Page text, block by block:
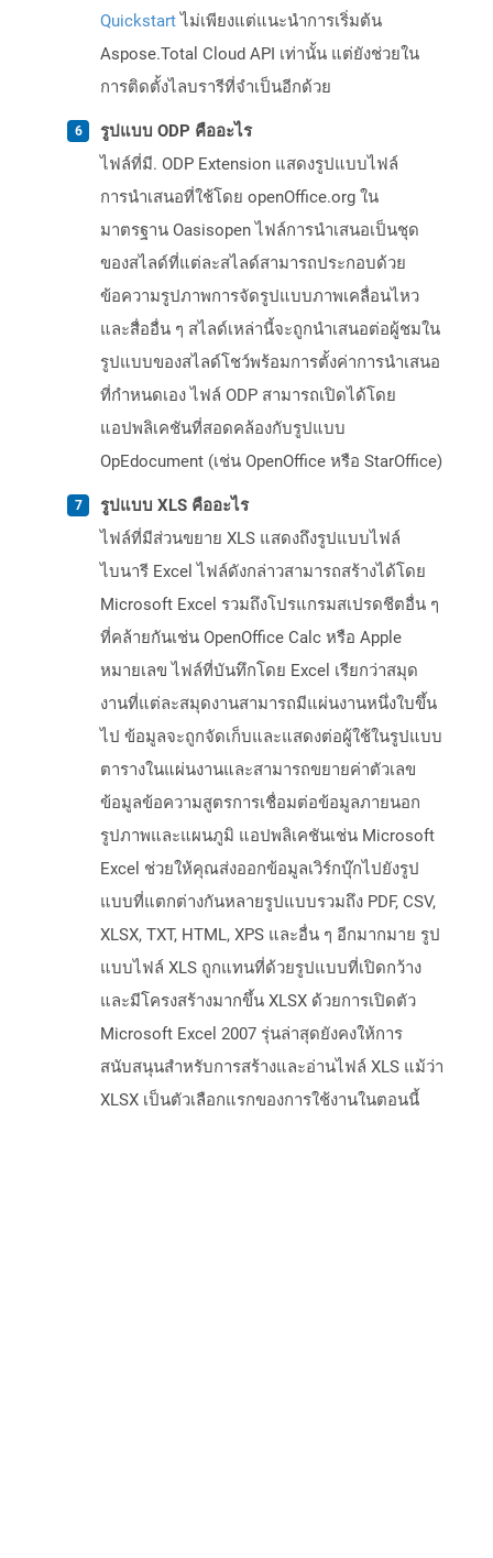
Quickstartไม่เพียงแต่แนะนำการเริ่มต้น
Aspose.Total Cloud API เท่านั้น แต่ยังช่วยใน
การติดตั้งไลบรารีที่จำเป็นอีกด้วย
รูปแบบ ODP คืออะไร
ไฟล์ที่มี. ODP Extension แสดงรูปแบบไฟล์
การนำเสนอที่ใช้โดย openOffice.org ใน
มาตรฐาน Oasisopen ไฟล์การนำเสนอเป็นชุด
ของสไลด์ที่แต่ละสไลด์สามารถประกอบด้วย
ข้อความรูปภาพการจัดรูปแบบภาพเคลื่อนไหว
และสื่ออื่น ๆ สไลด์เหล่านี้จะถูกนำเสนอต่อผู้ชมใน
รูปแบบของสไลด์โชว์พร้อมการตั้งค่าการนำเสนอ
ที่กำหนดเอง ไฟล์ ODP สามารถเปิดได้โดย
แอปพลิเคชันที่สอดคล้องกับรูปแบบ
OpEdocument (เช่น OpenOffice หรือ StarOffice)
รูปแบบ XLS คืออะไร
ไฟล์ที่มีส่วนขยาย XLS แสดงถึงรูปแบบไฟล์
ไบนารี Excel ไฟล์ดังกล่าวสามารถสร้างได้โดย
Microsoft Excel รวมถึงโปรแกรมสเปรดชีตอื่น ๆ
ที่คล้ายกันเช่น OpenOffice Calc หรือ Apple
หมายเลข ไฟล์ที่บันทึกโดย Excel เรียกว่าสมุด
งานที่แต่ละสมุดงานสามารถมีแผ่นงานหนึ่งใบขึ้น
ไป ข้อมูลจะถูกจัดเก็บและแสดงต่อผู้ใช้ในรูปแบบ
ตารางในแผ่นงานและสามารถขยายค่าตัวเลข
ข้อมูลข้อความสูตรการเชื่อมต่อข้อมูลภายนอก
รูปภาพและแผนภูมิ แอปพลิเคชันเช่น Microsoft
Excel ช่วยให้คุณส่งออกข้อมูลเวิร์กบุ๊กไปยังรูป
แบบที่แตกต่างกันหลายรูปแบบรวมถึง PDF, CSV,
XLSX, TXT, HTML, XPS และอื่น ๆ อีกมากมาย รูป
แบบไฟล์ XLS ถูกแทนที่ด้วยรูปแบบที่เปิดกว้าง
และมีโครงสร้างมากขึ้น XLSX ด้วยการเปิดตัว
Microsoft Excel 2007 รุ่นล่าสุดยังคงให้การ
สนับสนุนสำหรับการสร้างและอ่านไฟล์ XLS แม้ว่า
XLSX เป็นตัวเลือกแรกของการใช้งานในตอนนี้